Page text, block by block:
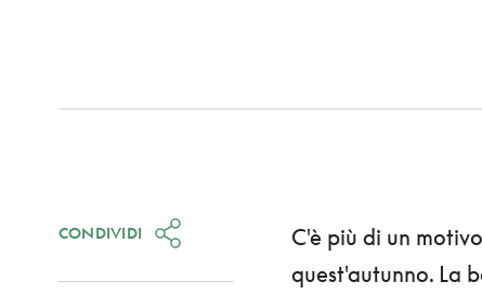
C'è più di un
quest'autunno. La
CONDIVIDI